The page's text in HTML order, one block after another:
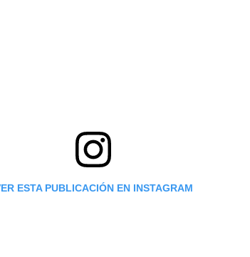
ESTA PUBLICACIÓN EN INSTAGRAM